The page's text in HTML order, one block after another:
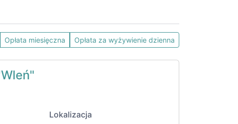
Opłata miesięczna Opłata za wyżywienie dzienna
Lokalizacja